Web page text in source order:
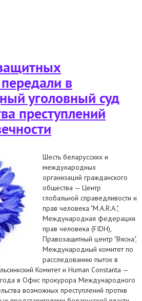
коалиции по поводу
признания недействительными паспортов
в
уголовный суд
преступлений
Шесть беларусских и
международных
организаций гражданского
общества — Центр
глобальной справедливости и
прав человека "M.A.R.A.",
Международная федерация
прав человека (FIDH),
Правозащитный центр "Вясна",
Международный комитет по
расследованию пыток в
Комитет и Human Constanta —
в Офис прокурора Международного
возможных преступлений против